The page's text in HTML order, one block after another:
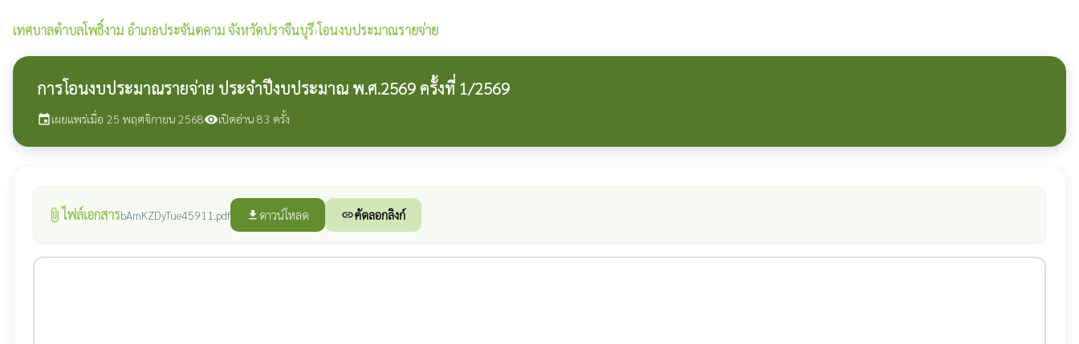
เทศบาลตำบลโพธิ์งาม อำเภอประจันตคาม จังหวัดปราจีนบุรี›โอนงบประมาณรายจ่าย
การโอนงบประมาณรายจ่าย ประจำปีงบประมาณ พ.ศ.2569 ครั้งที่ 1/2569
eventเผยแพร่เมื่อ 25 พฤศจิกายน 2568visibilityเปิดอ่าน 83 ครั้ง
attach_file ไฟล์เอกสารbAmKZDyTue45911.pdf file_download ดาวน์โหลด linkคัดลอกลิงก์